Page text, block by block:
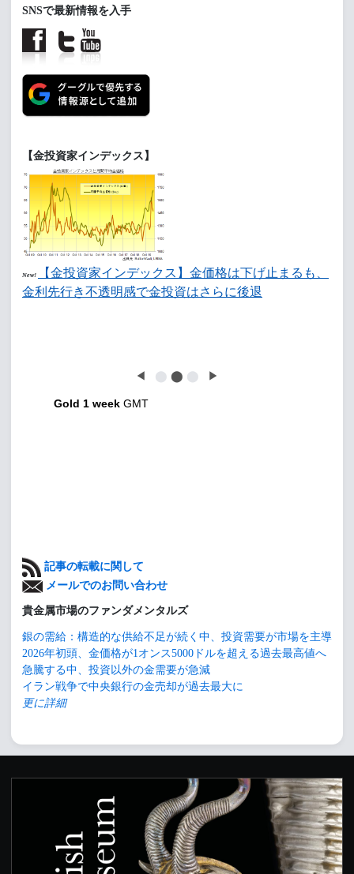
SNSで最新情報を入手
【金投資家インデックス】
New!
【金投資家インデックス】金価格は下げ止まるも、
金利先行き不透明感で金投資はさらに後退
◀ ⬤ ⬤ ⬤ ▶
Gold 1 week GMT
記事の転載に関して
メールでのお問い合わせ
貴金属市場のファンダメンタルズ
銀の需給：構造的な供給不足が続く中、投資需要が市場を主導
2026年初頭、金価格が1オンス5000ドルを超える過去最高値へ
急騰する中、投資以外の金需要が急減
イラン戦争で中央銀行の金売却が過去最大に
更に詳細